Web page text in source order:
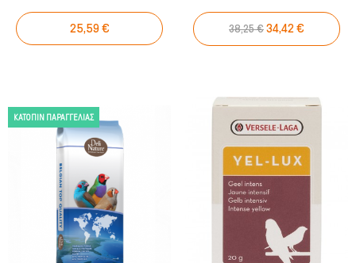
25,59 € 38,25 € 34,42 €
ΚΑΤΌΠΙΝ ΠΑΡΑΓΓΕΛΊΑΣ